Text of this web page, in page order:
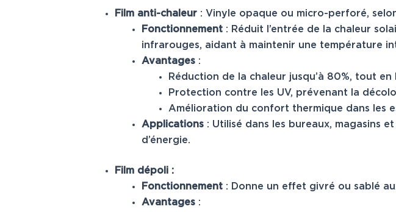
Film anti-chaleur : Vinyle opaque ou micro-perforé,
Fonctionnement : Réduit l’entrée de la chaleur
infrarouges, aidant à maintenir une température
Avantages :
Réduction de la chaleur jusqu’à 80%, tout
Protection contre les UV, prévenant la
Amélioration du confort thermique dans les
Applications : Utilisé dans les bureaux, magasins
d’énergie.
Film dépoli :
Fonctionnement : Donne un effet givré ou sablé
Avantages :